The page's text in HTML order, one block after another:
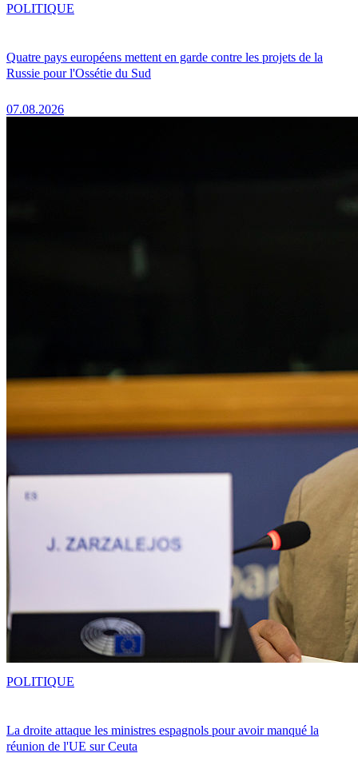
Quatre pays européens mettent en garde contre les projets de la
Russie pour l'Ossétie du Sud
07.08.2026
POLITIQUE
La droite attaque les ministres espagnols pour avoir manqué la
réunion de l'UE sur Ceuta
POLITIQUE